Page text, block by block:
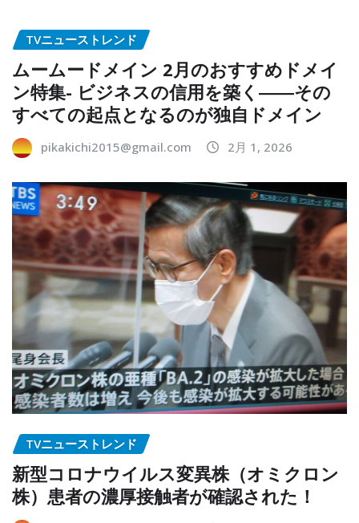
TVニューストレンド
ムームードメイン 2月のおすすめドメイ
ン特集- ビジネスの信用を築く――その
すべての起点となるのが独自ドメイン
pikakichi2015@gmail.com 2月 1, 2026
TVニューストレンド
新型コロナウイルス変異株（オミクロン
株）患者の濃厚接触者が確認された！